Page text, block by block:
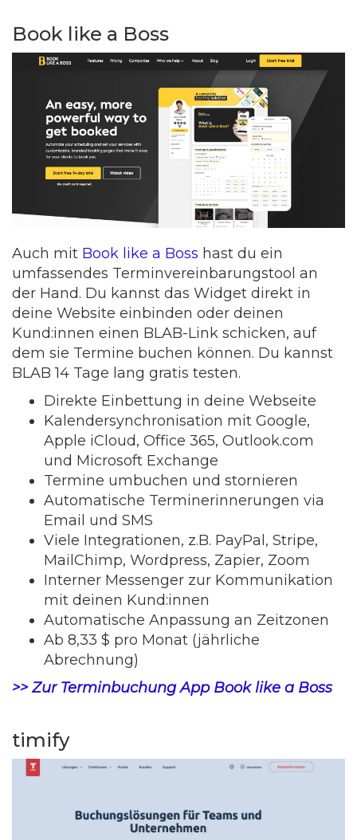
Book like a Boss
Auch mit Book like a Boss hast du ein
umfassendes Terminvereinbarungstool an
der Hand. Du kannst das Widget direkt in
deine Website einbinden oder deinen
Kund:innen einen BLAB-Link schicken, auf
dem sie Termine buchen können. Du kannst
BLAB 14 Tage lang gratis testen.
Direkte Einbettung in deine Webseite
Kalendersynchronisation mit Google,
Apple iCloud, Office 365, Outlook.com
und Microsoft Exchange
Termine umbuchen und stornieren
Automatische Terminerinnerungen via
Email und SMS
Viele Integrationen, z.B. PayPal, Stripe,
MailChimp, Wordpress, Zapier, Zoom
Interner Messenger zur Kommunikation
mit deinen Kund:innen
Automatische Anpassung an Zeitzonen
Ab 8,33 $ pro Monat (jährliche
Abrechnung)
>> Zur Terminbuchung App Book like a Boss
timify